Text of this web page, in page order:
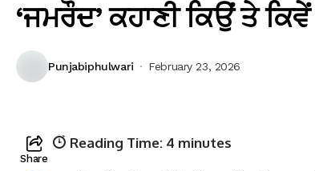
‘ਜਮਰੌਦ’ ਕਹਾਣੀ ਕਿਉਂ ਤੇ
Punjabiphulwari February 23, 2026
Share
Reading Time: 4 minutes